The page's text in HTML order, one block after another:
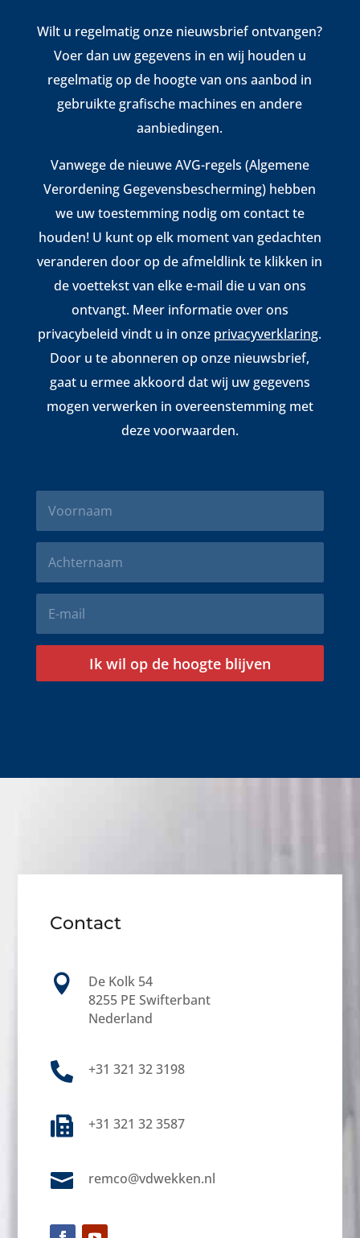
Wilt u regelmatig onze nieuwsbrief ontvangen?
Voer dan uw gegevens in en wij houden u
regelmatig op de hoogte van ons aanbod in
gebruikte grafische machines en andere
aanbiedingen.
Vanwege de nieuwe AVG-regels (Algemene
Verordening Gegevensbescherming) hebben
we uw toestemming nodig om contact te
houden! U kunt op elk moment van gedachten
veranderen door op de afmeldlink te klikken in
de voettekst van elke e-mail die u van ons
ontvangt. Meer informatie over ons
privacybeleid vindt u in onze privacyverklaring.
Door u te abonneren op onze nieuwsbrief,
gaat u ermee akkoord dat wij uw gegevens
mogen verwerken in overeenstemming met
deze voorwaarden.
Ik wil op de hoogte blijven
Contact

De Kolk 54
8255 PE Swifterbant
Nederland
 +31 321 32 3198
 +31 321 32 3587
 remco@vdwekken.nl